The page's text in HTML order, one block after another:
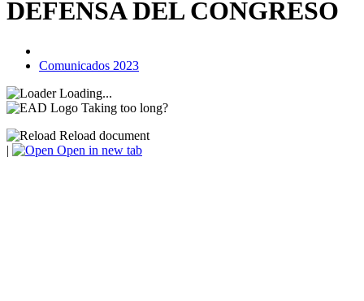
DEFENSA DEL CONGRESO
Comunicados 2023
Loading...
Taking too long?
Reload document
|
Open in new tab